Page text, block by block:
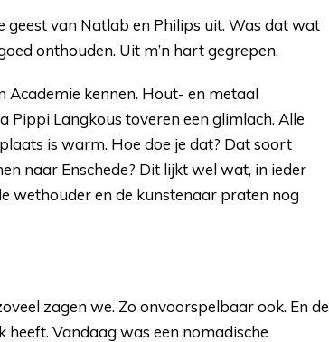
geest van Natlab en Philips uit. Was dat wat
onthouden. Uit m’n hart gegrepen.
Academie kennen. Hout- en metaal
Pippi Langkous toveren een glimlach. Alle
is warm. Hoe doe je dat? Dat soort
naar Enschede? Dit lijkt wel wat, in ieder
wethouder en de kunstenaar praten nog
zagen we. Zo onvoorspelbaar ook. En de
Vandaag was een nomadische